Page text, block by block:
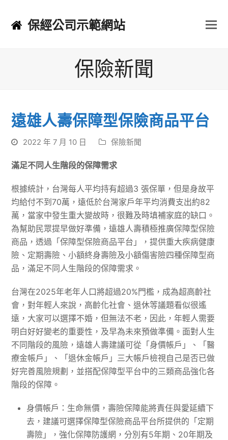
保經公司示範網站
保險新聞
遠雄人壽保障型保險商品平台
2022 年 7 月 10 日 保險新聞
滿足不同人生階段的保障需求
根據統計，台灣每人平均持有超過3 張保單，但是身故平
均給付不到70萬，遠低於台灣家戶年平均消費支出約82
萬，當家中發生重大變故時，很難及時填補家庭的缺口。
為幫助民眾提早做好準備，遠雄人壽積極推廣保障型保險
商品，透過「保障型保險商品平台」，提供重大疾病健康
險、定期壽險、小額終身壽險及小額傷害險四種保障型商
品，滿足不同人生階段的保障需求。
台灣在2025年老年人口將超過20%門檻，成為超高齡社
會，對年輕人來說，高齡化社會、退休等議題看似很遙
遠，大家可以選擇不婚，但無法不老，因此，年輕人需要
明白好好變老的重要性，及早為未來預做準備。面對人生
不同階段的風險，遠雄人壽建議可從「身價帳戶」、「醫
療金帳戶」、「退休金帳戶」三大帳戶檢視自己是否已做
好完善風險規劃，並搭配保障型平台中的三類商品強化各
階段的保障。
身價帳戶：生命無價，壽險保障能將責任與愛延續下
去，建議可選擇保障型保險商品平台所提供的「定期
壽險」，強化保障防護網，分別有5年期、20年期及